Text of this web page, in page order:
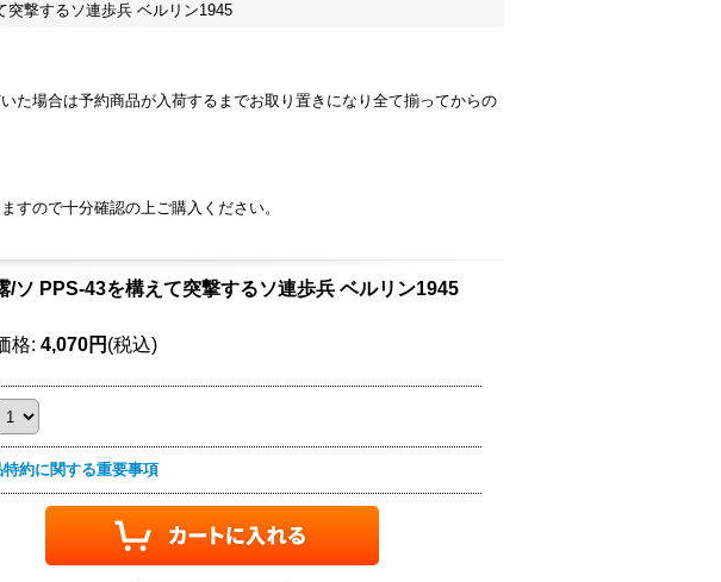
突撃するソ連歩兵 ベルリン1945
た場合は予約商品が入荷するまでお取り置きになり全て揃ってからの
すので十分確認の上ご購入ください。
PPS-43を構えて突撃するソ連歩兵 ベルリン1945
格: 4,070円 (税込)
特約に関する重要事項